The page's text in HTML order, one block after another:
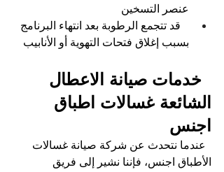
عنصر التسخين
قد تتجمع الرطوبة بعد انتهاء البرنامج
بسبب إغلاق فتحات التهوية أو الأنابيب
خدمات صيانة الاعطال
الشائعة غسالات اطباق
اجنس
عندما نتحدث عن شركة صيانة غسالات
الأطباق اجنس، فإننا نشير إلى فريق